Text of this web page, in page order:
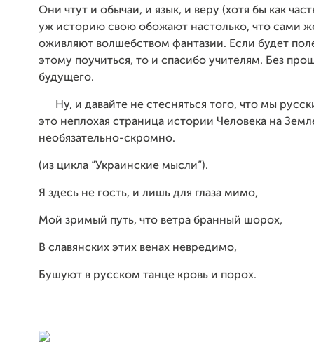
Они чтут и обычаи, и язык, и веру (хотя бы как
уж историю свою обожают настолько, что сами
оживляют волшебством фантазии. Если будет
этому поучиться, то и спасибо учителям. Без
будущего.
Ну, и давайте не стесняться того, что мы
это неплохая страница истории Человека на
необязательно-скромно.
(из цикла “Украинские мысли”).
Я здесь не гость, и лишь для глаза мимо,
Мой зримый путь, что ветра бранный шорох,
В славянских этих венах невредимо,
Бушуют в русском танце кровь и порох.